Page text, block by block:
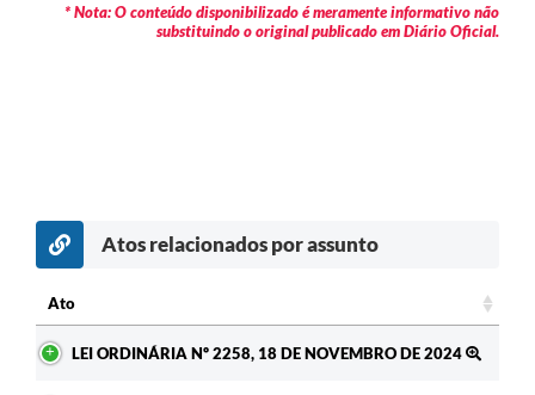
* Nota: O conteúdo disponibilizado é meramente informativo não
substituindo o original publicado em Diário Oficial.
Atos relacionados por assunto
Ato
LEI ORDINÁRIA Nº 2258, 18 DE NOVEMBRO DE 2024